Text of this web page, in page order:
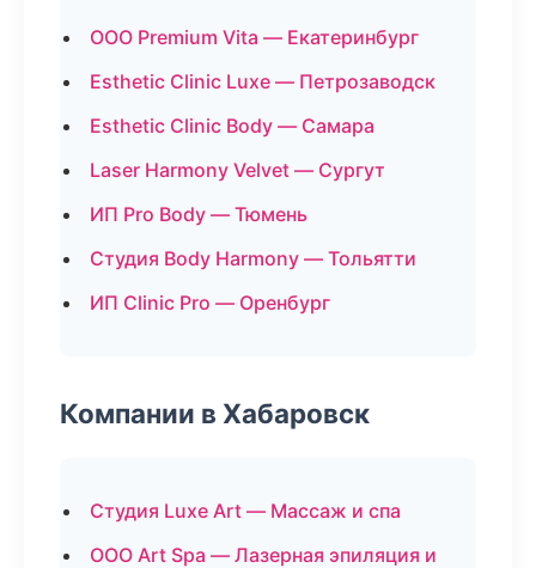
ООО Premium Vita — Екатеринбург
Esthetic Clinic Luxe — Петрозаводск
Esthetic Clinic Body — Самара
Laser Harmony Velvet — Сургут
ИП Pro Body — Тюмень
Студия Body Harmony — Тольятти
ИП Clinic Pro — Оренбург
Компании в Хабаровск
Студия Luxe Art — Массаж и спа
ООО Art Spa — Лазерная эпиляция и